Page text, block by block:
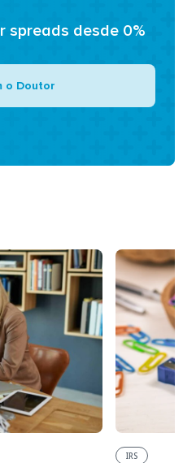
spreads desde 0%
o Doutor
IRS